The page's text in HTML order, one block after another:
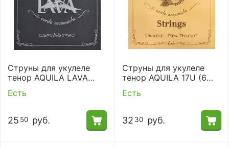
Струны для укулеле
тенор AQUILA LAVA
SERIES 114 U
Есть
25 50 руб.
Струны для укулеле
тенор AQUILA 17U (6
струн)
Есть
32 30 руб.